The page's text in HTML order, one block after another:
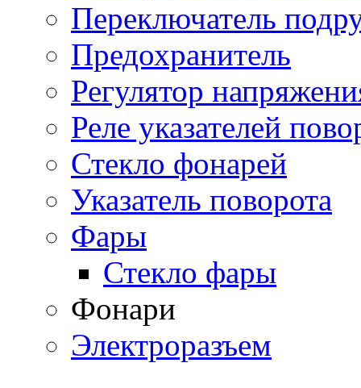
Переключатель
Предохранитель
Регулятор
Реле указателей
Стекло фонарей
Указатель поворота
Фары
Стекло фары
Фонари
Электроразъем